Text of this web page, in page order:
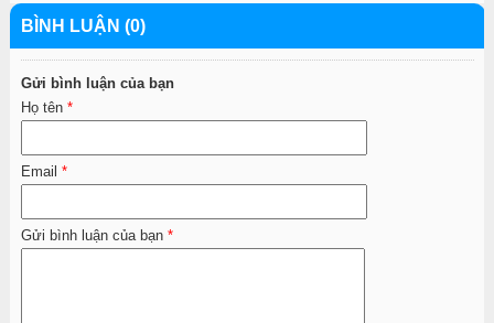
BÌNH LUẬN (0)
Gửi bình luận của bạn
Họ tên *
Email *
Gửi bình luận của bạn *